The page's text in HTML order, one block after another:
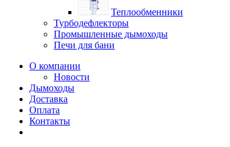
Теплообменники
Турбодефлекторы
Промышленные дымоходы
Печи для бани
О компании
Новости
Дымоходы
Доставка
Оплата
Контакты